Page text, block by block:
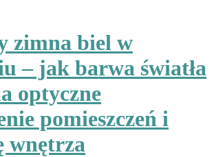
zimna biel w
– jak barwa światła
optyczne
pomieszczeń i
wnętrza